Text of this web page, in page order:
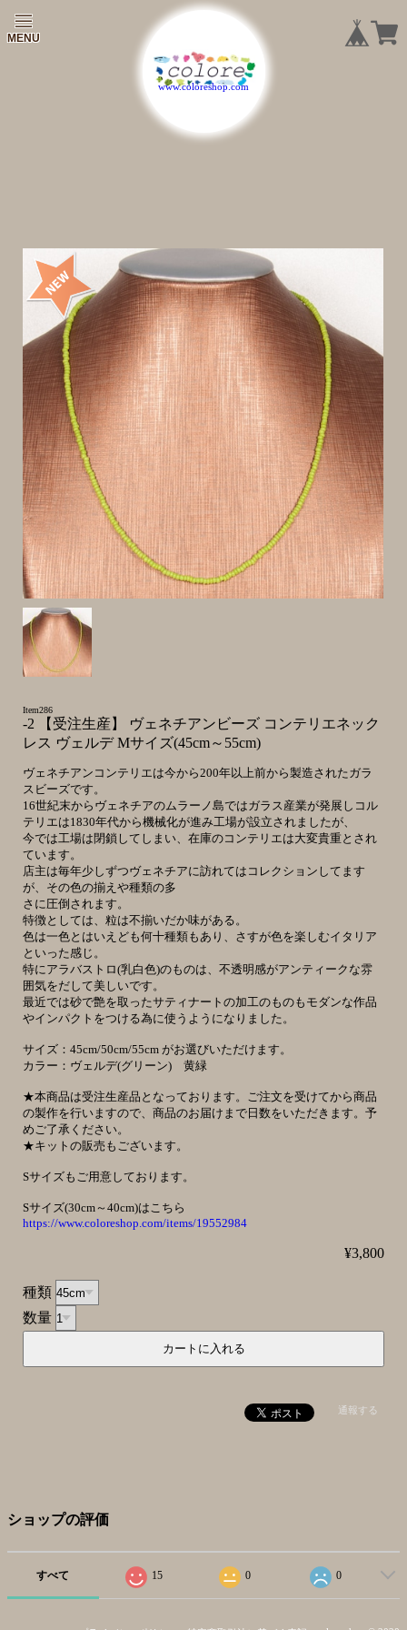
|
|
|
Item286
-2 【受注生産】 ヴェネチアンビーズ コンテリエネック
レス ヴェルデ Mサイズ(45cm～55cm)
ヴェネチアンコンテリエは今から200年以上前から製造されたガラ
スビーズです。
16世紀末からヴェネチアのムラーノ島ではガラス産業が発展しコル
テリエは1830年代から機械化が進み工場が設立されましたが、
今では工場は閉鎖してしまい、在庫のコンテリエは大変貴重とされ
ています。
店主は毎年少しずつヴェネチアに訪れてはコレクションしてます
が、その色の揃えや種類の多
さに圧倒されます。
特徴としては、粒は不揃いだか味がある。
色は一色とはいえども何十種類もあり、さすが色を楽しむイタリア
といった感じ。
特にアラバストロ(乳白色)のものは、不透明感がアンティークな雰
囲気をだして美しいです。
最近では砂で艶を取ったサティナートの加工のものもモダンな作品
やインパクトをつける為に使うようになりました。
サイズ：45cm/50cm/55cm がお選びいただけます。
カラー：ヴェルデ(グリーン) 黄緑
★本商品は受注生産品となっております。ご注文を受けてから商品
の製作を行いますので、商品のお届けまで日数をいただきます。予
めご了承ください。
★キットの販売もございます。
Sサイズもご用意しております。
Sサイズ(30cm～40cm)はこちら
https://www.coloreshop.com/items/19552984
¥3,800
種類
数量
通報する
ショップの評価
すべて 15 0 0